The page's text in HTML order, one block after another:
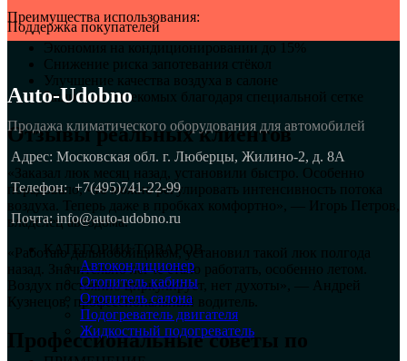
Преимущества использования:
Экономия на кондиционировании до 15%
Снижение риска запотевания стёкол
Улучшение качества воздуха в салоне
Защита от насекомых благодаря специальной сетке
Отзывы реальных клиентов
«Заказал люк месяц назад, установили быстро. Особенно
порадовало, что можно регулировать интенсивность потока
воздуха. Теперь даже в пробках комфортно», — Игорь Петров,
владелец автодома.
«Работаю дальнобойщиком, установил такой люк полгода
назад. Значительно легче стало работать, особенно летом.
Воздух постоянно циркулирует, нет духоты», — Андрей
Кузнецов, профессиональный водитель.
Профессиональные советы по
Поддержка покупателей
Auto-Udobno
Продажа климатического оборудования для автомобилей
Адрес: Московская обл. г. Люберцы, Жилино-2, д. 8A
Телефон:+7(495)741-22-99
Почта: info@auto-udobno.ru
КАТЕГОРИИ ТОВАРОВ
Автокондиционер
Отопитель кабины
Отопитель салона
Подогреватель двигателя
Жидкостный подогреватель